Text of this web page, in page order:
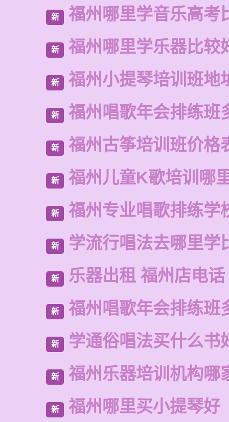
新 福州哪里学音乐高考
新 福州哪里学乐器比较
新 福州小提琴培训班地
新 福州唱歌年会排练班
新 福州古筝培训班价格
新 福州儿童K歌培训哪
新 福州专业唱歌排练学
新 学流行唱法去哪里学
新 乐器出租 福州店电话
新 福州唱歌年会排练班
新 学通俗唱法买什么书
新 福州乐器培训机构哪
新 福州哪里买小提琴好